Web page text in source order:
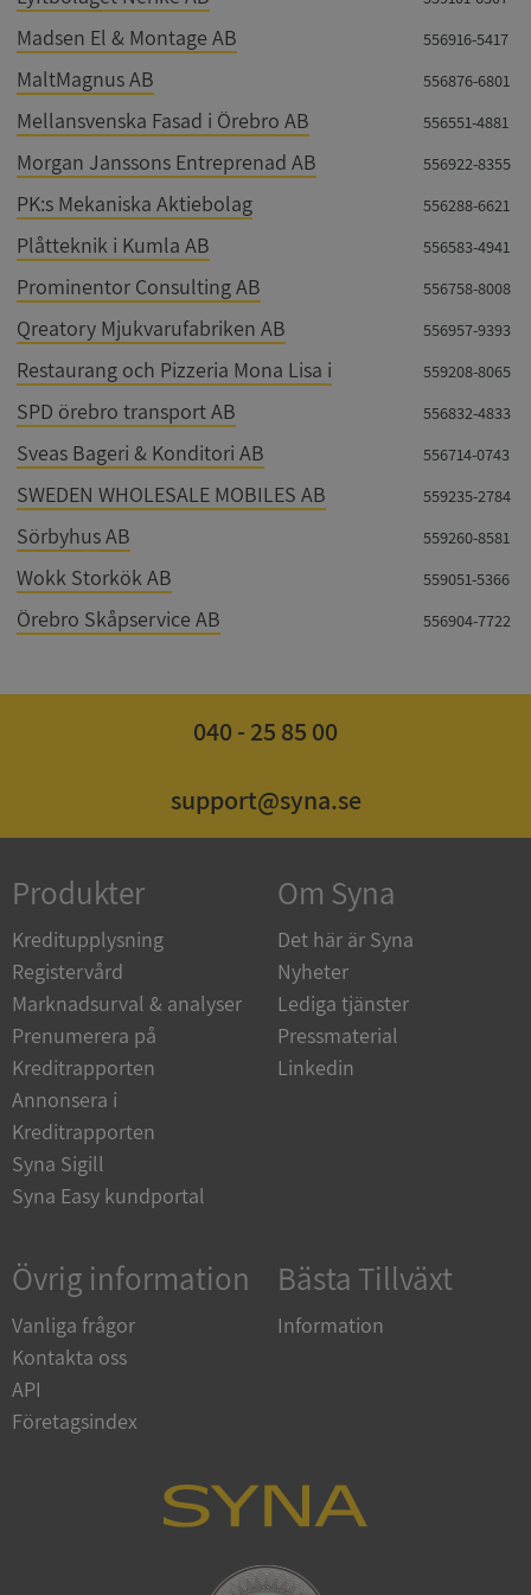
Madsen El & Montage AB 556916-5417
MaltMagnus AB 556876-6801
Mellansvenska Fasad i Örebro AB 556551-4881
Morgan Janssons Entreprenad AB 556922-8355
PK:s Mekaniska Aktiebolag 556288-6621
Plåtteknik i Kumla AB 556583-4941
Prominentor Consulting AB 556758-8008
Qreatory Mjukvarufabriken AB 556957-9393
Restaurang och Pizzeria Mona Lisa i 559208-8065
SPD örebro transport AB 556832-4833
Sveas Bageri & Konditori AB 556714-0743
SWEDEN WHOLESALE MOBILES AB 559235-2784
Sörbyhus AB 559260-8581
Wokk Storkök AB 559051-5366
Örebro Skåpservice AB 556904-7722
040 - 25 85 00
support@syna.se
Produkter
Kreditupplysning
Registervård
Marknadsurval & analyser
Prenumerera på
Kreditrapporten
Annonsera i
Kreditrapporten
Syna Sigill
Syna Easy kundportal
Om Syna
Det här är Syna
Nyheter
Lediga tjänster
Pressmaterial
Linkedin
Övrig information
Vanliga frågor
Kontakta oss
API
Företagsindex
Bästa Tillväxt
Information
Strikt nödvändigt Prestanda
Funktioner
Strikt nödvändiga kakor tillåter
kärnwebbplatsfunktioner som användarinloggning
och kontohantering. Webbplatsen kan inte
användas ordentligt utan strikt nödvändiga cookies.
Namn
/
Domän
__RequestVerificationToken
.youtube.com
ASP.NET_SessionId
Corporation
ARRAffinity
__RequestVerificationToken
Privacy Policy